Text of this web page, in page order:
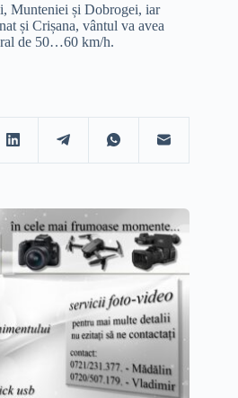
Munteniei și Dobrogei, iar
și Crișana, vântul va avea
de 50…60 km/h.